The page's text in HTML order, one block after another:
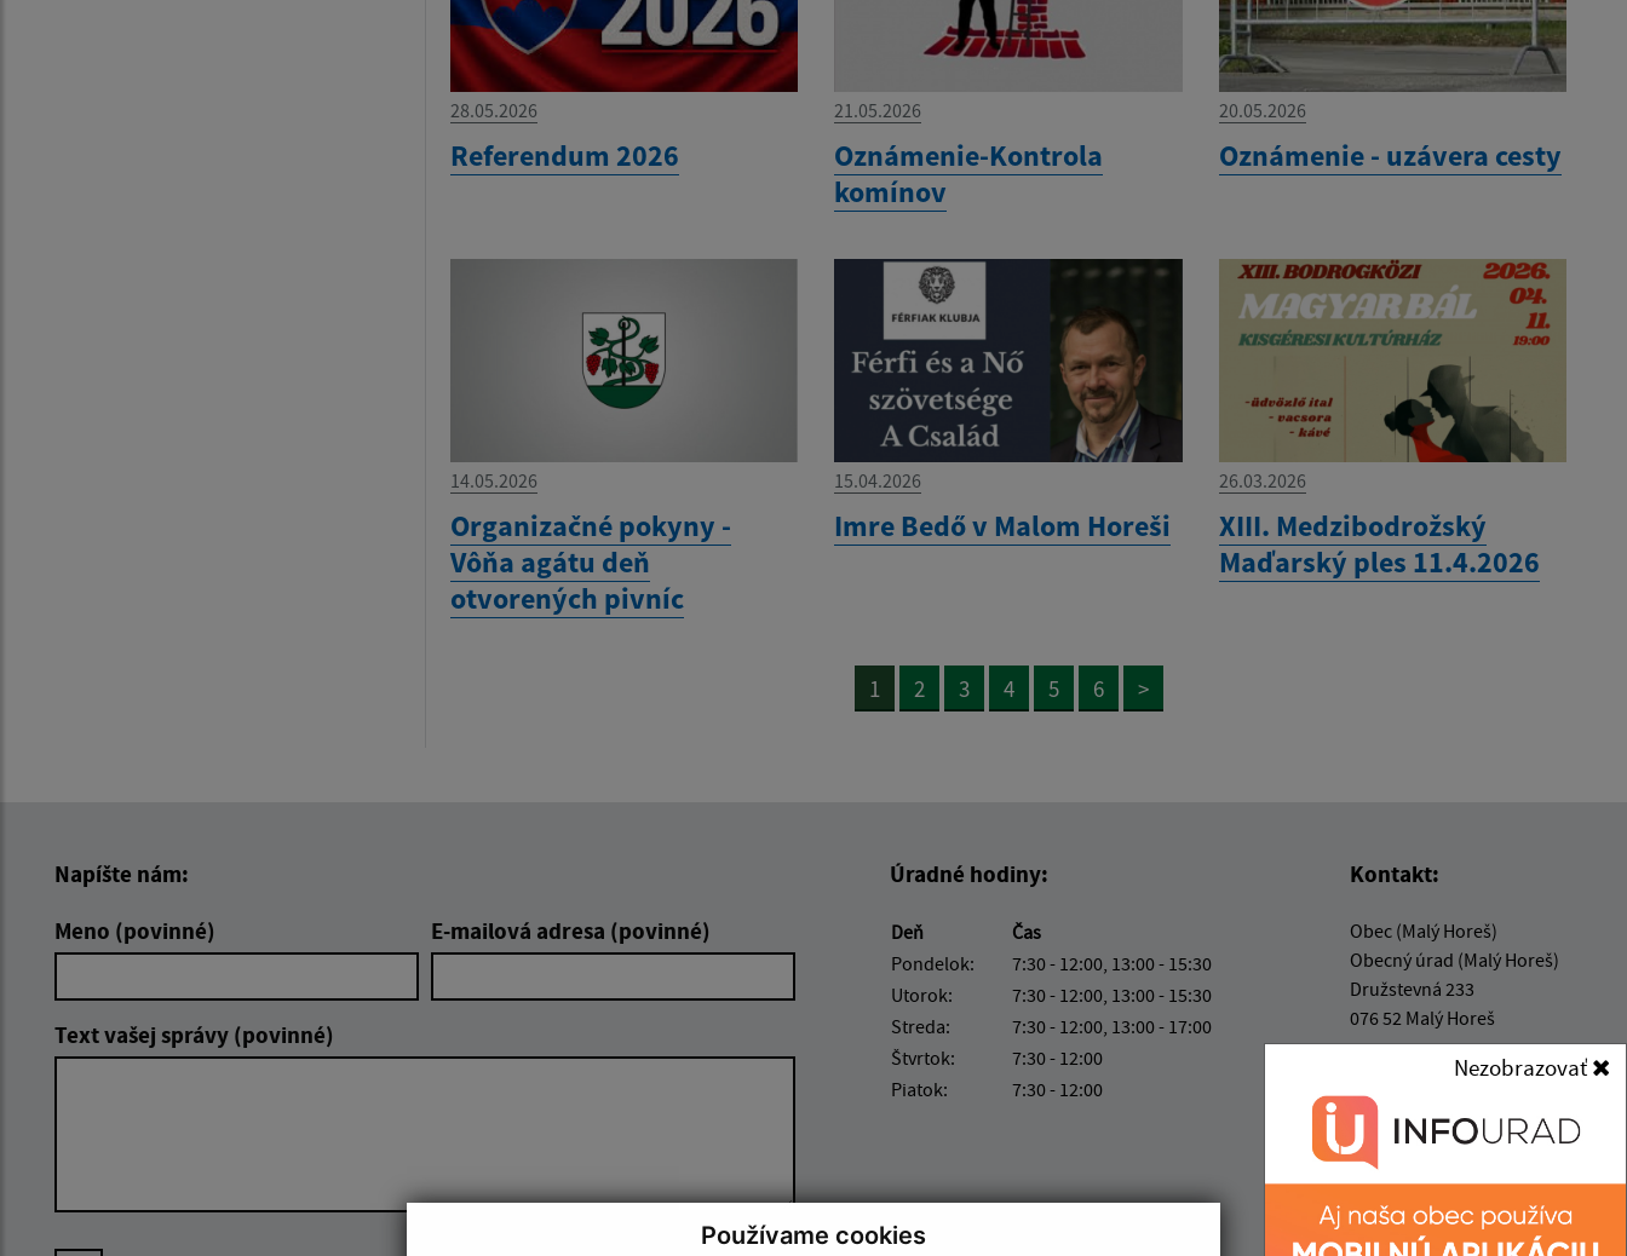
Používame cookies
28.05.2026
Referendum 2026
21.05.2026
Oznámenie-Kontrola
komínov
20.05.2026
Oznámenie - uzávera cesty
14.05.2026
Organizačné pokyny -
Vôňa agátu deň
otvorených pivníc
15.04.2026
Imre Bedő v Malom Horeši
26.03.2026
XIII. Medzibodrožský
Maďarský ples 11.4.2026
1 2 3 4 5 6 >
Napíšte nám:
Meno (povinné)
E-mailová adresa (povinné)
Text vašej správy (povinné)
Úradné hodiny:
Deň
Čas
Pondelok:
7:30 - 12:00, 13:00 - 15:30
Utorok:
7:30 - 12:00, 13:00 - 15:30
Streda:
7:30 - 12:00, 13:00 - 17:00
Štvrtok:
7:30 - 12:00
Piatok:
7:30 - 12:00
Kontakt:
Obec (Malý Horeš)
Obecný úrad (Malý Horeš)
Družstevná 233
076 52 Malý Horeš
info@malyhores.sk
+421 56 628 53 70
IČO: 00331724
Nezobrazovať